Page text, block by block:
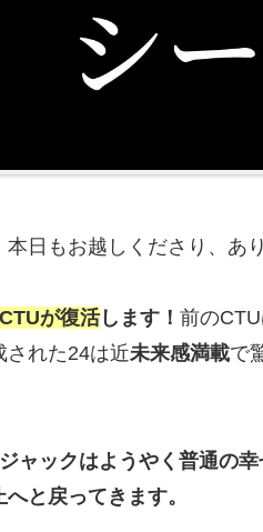
本日もお越しくださり、あ
CTUが復活します！ 前の
された24は近未来感満載で
ジャックはようやく普通の
と戻ってきます。